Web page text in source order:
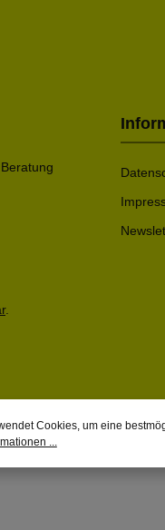
.
Cookies, um eine
...